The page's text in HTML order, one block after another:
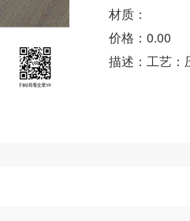
材质：
价格：0.00
描述：工艺：